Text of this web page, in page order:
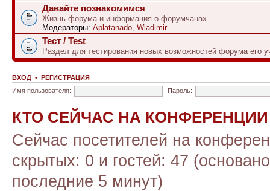
Давайте познакомимся
Жизнь форума и информация о форумчанах.
Модераторы: Aplatanado, Wladimir
Тест / Test
Раздел для тестирования новых возможностей форума его
ВХОД • РЕГИСТРАЦИЯ
Имя пользователя:
Пароль:
КТО СЕЙЧАС НА КОНФЕРЕНЦИИ
Сейчас посетителей на
скрытых: 0 и гостей: 47
последние 5 минут)